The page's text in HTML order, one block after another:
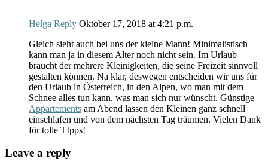
Helga Reply Oktober 17, 2018 at 4:21 p.m.
Gleich sieht auch bei uns der kleine Mann! Minimalistisch
kann man ja in diesem Alter noch nicht sein. Im Urlaub
braucht der mehrere Kleinigkeiten, die seine Freizeit sinnvoll
gestalten können. Na klar, deswegen entscheiden wir uns für
den Urlaub in Österreich, in den Alpen, wo man mit dem
Schnee alles tun kann, was man sich nur wünscht. Günstige
Appartements am Abend lassen den Kleinen ganz schnell
einschlafen und von dem nächsten Tag träumen. Vielen Dank
für tolle TIpps!
Leave a reply